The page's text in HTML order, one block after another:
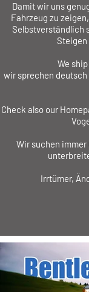
Damit wir uns
Fahrzeug zu
Selbstverständlich
Steigen
We
wir sprechen
Check also our
Wir suchen immer
Irrtümer,